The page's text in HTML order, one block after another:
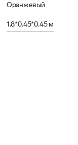
Оранжевый
1.8*0.45*0.45 м